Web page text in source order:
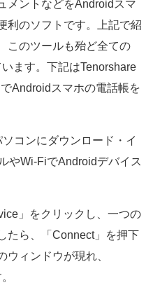
メントなどをAndroidスマ
利のソフトです。上記で紹
このツールも殆ど全ての
ます。下記はTenorshare
Androidスマホの電話帳を
コンにダウンロード・イ
やWi-FiでAndroidデバイス
」をクリックし、一つの
たら、「Connect」を押下
ウィンドウが現れ、